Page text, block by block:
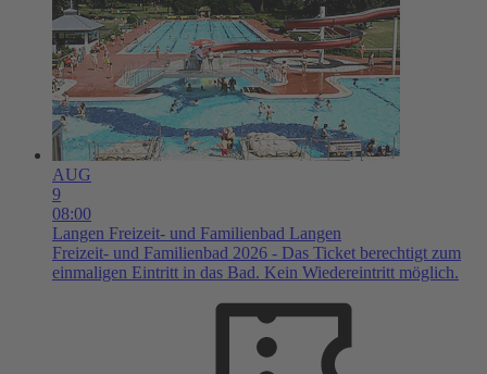
AUG
9
08:00
Langen Freizeit- und Familienbad Langen
Freizeit- und Familienbad 2026 - Das Ticket berechtigt zum
einmaligen Eintritt in das Bad. Kein Wiedereintritt möglich.